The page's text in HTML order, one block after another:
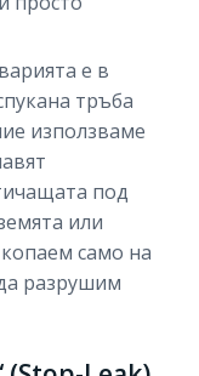
е в
тръба
използваме
под
или
само на
разрушим